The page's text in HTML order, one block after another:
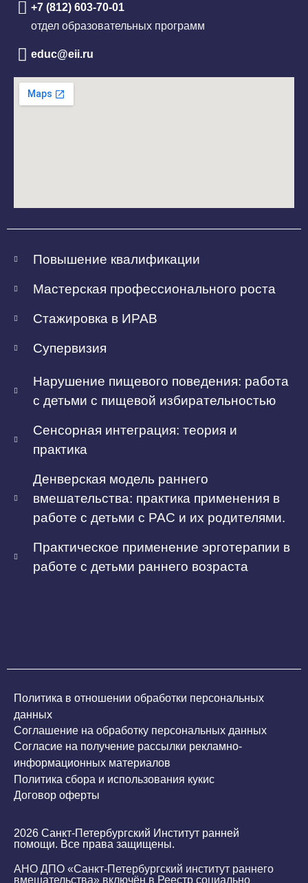
+7 (812) 603-70-01
отдел образовательных программ
educ@eii.ru
Повышение квалификации
Мастерская профессионального роста
Стажировка в ИРАВ
Супервизия
Нарушение пищевого поведения: работа
с детьми с пищевой избирательностью
Сенсорная интеграция: теория и
практика
Денверская модель раннего
вмешательства: практика применения в
работе с детьми с РАС и их родителями.
Практическое применение эрготерапии в
работе с детьми раннего возраста
Политика в отношении обработки персональных
данных
Соглашение на обработку персональных данных
Согласие на получение рассылки рекламно-
информационных материалов
Политика сбора и использования кукис
Договор оферты
2026 Санкт-Петербургский Институт ранней
помощи. Все права защищены.
АНО ДПО «Санкт-Петербургский институт раннего
вмешательства» включён в Реестр социально